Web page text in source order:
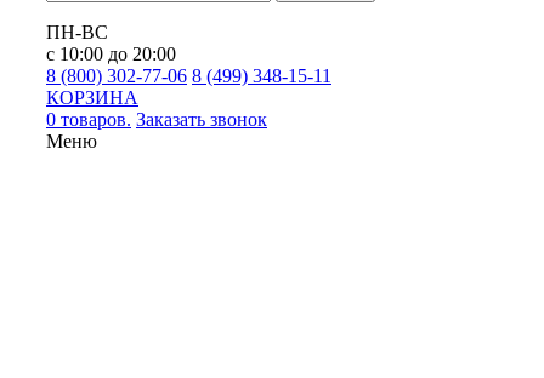
ПН-ВС
с 10:00 до 20:00
8 (800) 302-77-06 8 (499) 348-15-11
КОРЗИНА
0 товаров. Заказать звонок
Меню